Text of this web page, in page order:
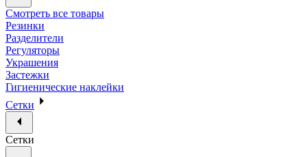
Смотреть все товары
Резинки
Разделители
Регуляторы
Украшения
Застежки
Гигиенические наклейки
Сетки
Сетки